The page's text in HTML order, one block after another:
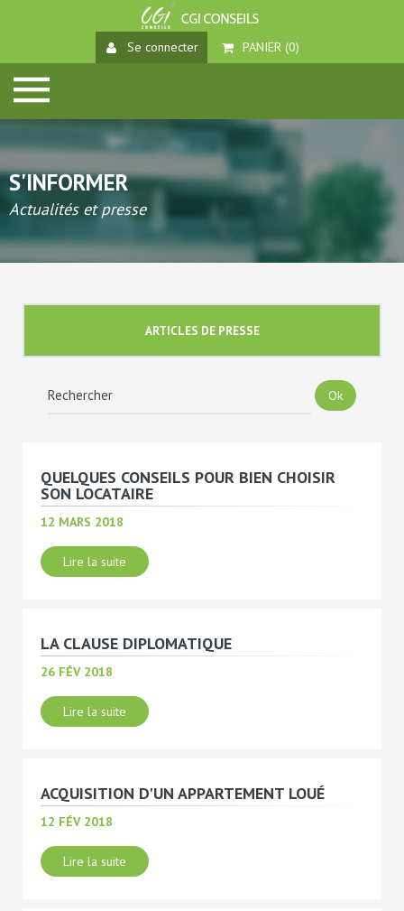
Se connecter PANIER (0)
S'INFORMER
Actualités et presse
ARTICLES DE PRESSE
QUELQUES CONSEILS POUR BIEN CHOISIR
SON LOCATAIRE
12 MARS 2018
Lire la suite
LA CLAUSE DIPLOMATIQUE
26 FÉV 2018
Lire la suite
ACQUISITION D'UN APPARTEMENT LOUÉ
12 FÉV 2018
Lire la suite